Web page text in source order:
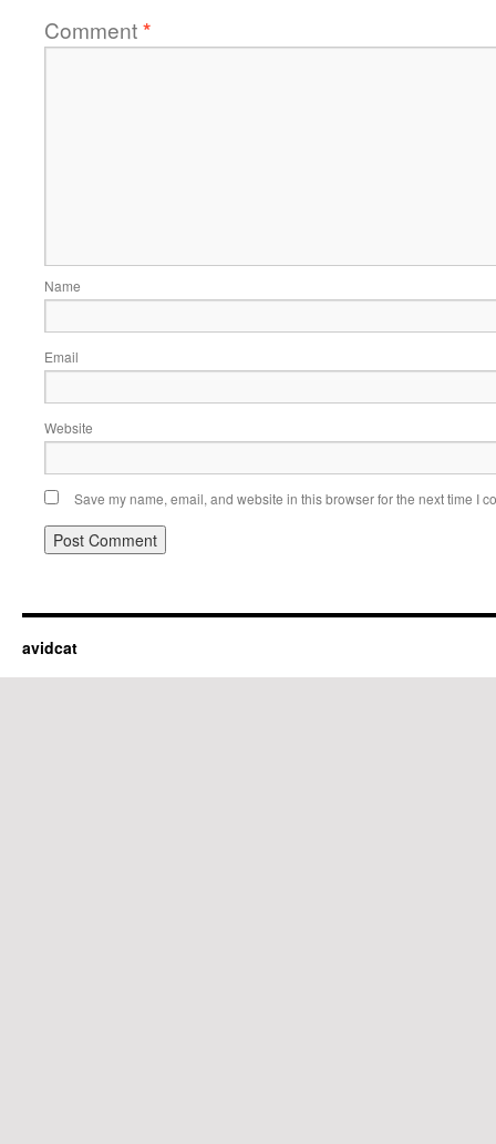
Comment*
Name
Email
Website
Save my name, email, and website in this browser for the next time I
avidcat